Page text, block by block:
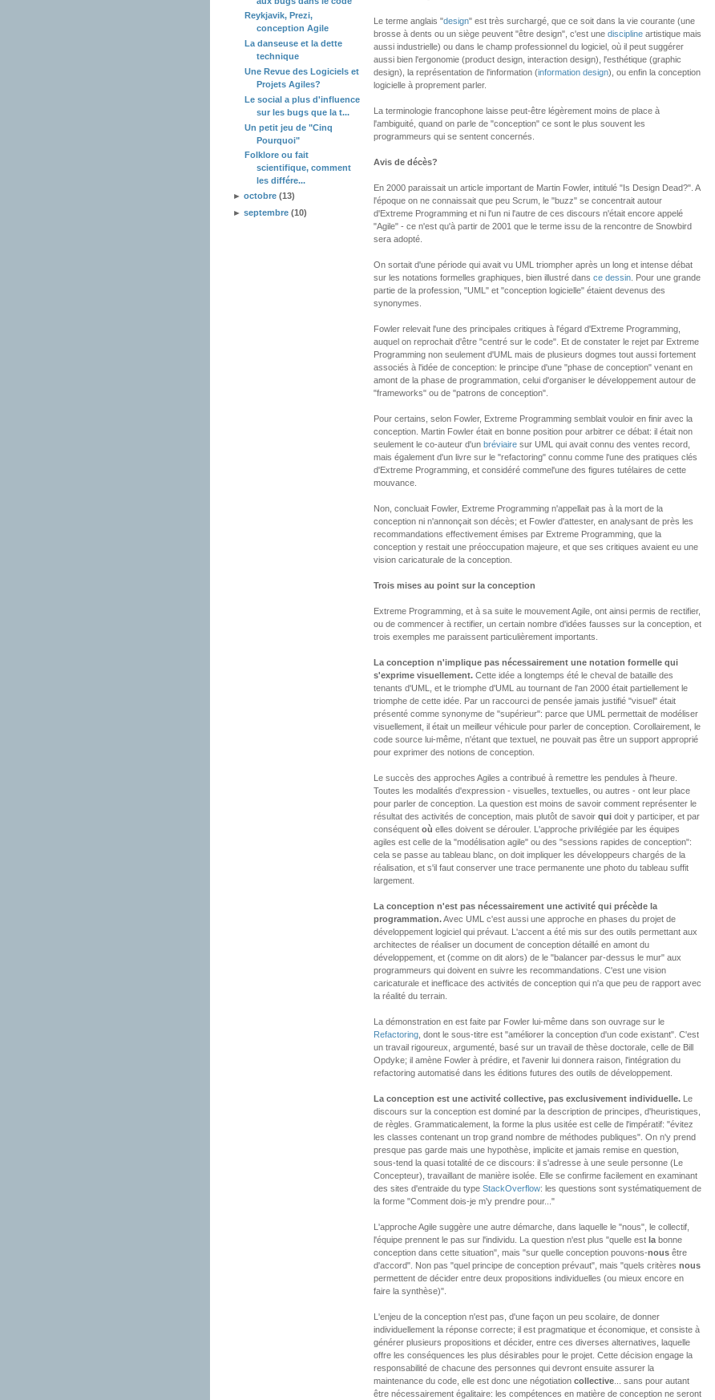
Reykjavik, Prezi,
conception Agile
La danseuse et la dette
technique
Une Revue des Logiciels et
Projets Agiles?
Le social a plus d'influence
sur les bugs que la t...
Un petit jeu de "Cinq
Pourquoi"
Folklore ou fait
scientifique, comment
les différe...
►octobre (13)
►septembre (10)
Le terme anglais "design" est très surchargé, que ce soit dans la vie courante (une
brosse à dents ou un siège peuvent "être design", c'est une disciplineartistique mais
aussi industrielle) ou dans le champ professionnel du logiciel, où il peut suggérer
aussi bien l'ergonomie (product design, interaction design), l'esthétique (graphic
design), la représentation de l'information (information design), ou enfin la conception
logicielle à proprement parler.
La terminologie francophone laisse peut-être légèrement moins de place à
l'ambiguité, quand on parle de "conception" ce sont le plus souvent les
programmeurs qui se sentent concernés.
Avis de décès?
En 2000 paraissait un article important de Martin Fowler, intitulé "Is Design Dead?". A
l'époque on ne connaissait que peu Scrum, le "buzz" se concentrait autour
d'Extreme Programming et ni l'un ni l'autre de ces discours n'était encore appelé
"Agile" - ce n'est qu'à partir de 2001 que le terme issu de la rencontre de Snowbird
sera adopté.
On sortait d'une période qui avait vu UML triompher après un long et intense débat
sur les notations formelles graphiques, bien illustré dans ce dessin. Pour une grande
partie de la profession, "UML" et "conception logicielle" étaient devenus des
synonymes.
Fowler relevait l'une des principales critiques à l'égard d'Extreme Programming,
auquel on reprochait d'être "centré sur le code". Et de constater le rejet par Extreme
Programming non seulement d'UML mais de plusieurs dogmes tout aussi fortement
associés à l'idée de conception: le principe d'une "phase de conception" venant en
amont de la phase de programmation, celui d'organiser le développement autour de
"frameworks" ou de "patrons de conception".
Pour certains, selon Fowler, Extreme Programming semblait vouloir en finir avec la
conception. Martin Fowler était en bonne position pour arbitrer ce débat: il était non
seulement le co-auteur d'un bréviairesur UML qui avait connu des ventes record,
mais également d'un livre sur le "refactoring" connu comme l'une des pratiques clés
d'Extreme Programming, et considéré commel'une des figures tutélaires de cette
mouvance.
Non, concluait Fowler, Extreme Programming n'appellait pas à la mort de la
conception ni n'annonçait son décès; et Fowler d'attester, en analysant de près les
recommandations effectivement émises par Extreme Programming, que la
conception y restait une préoccupation majeure, et que ses critiques avaient eu une
vision caricaturale de la conception.
Trois mises au point sur la conception
Extreme Programming, et à sa suite le mouvement Agile, ont ainsi permis de rectifier,
ou de commencer à rectifier, un certain nombre d'idées fausses sur la conception, et
trois exemples me paraissent particulièrement importants.
La conception n'implique pas nécessairement une notation formelle qui
s'exprime visuellement.Cette idée a longtemps été le cheval de bataille des
tenants d'UML, et le triomphe d'UML au tournant de l'an 2000 était partiellement le
triomphe de cette idée. Par un raccourci de pensée jamais justifié "visuel" était
présenté comme synonyme de "supérieur": parce que UML permettait de modéliser
visuellement, il était un meilleur véhicule pour parler de conception. Corollairement, le
code source lui-même, n'étant que textuel, ne pouvait pas être un support approprié
pour exprimer des notions de conception.
Le succès des approches Agiles a contribué à remettre les pendules à l'heure.
Toutes les modalités d'expression - visuelles, textuelles, ou autres - ont leur place
pour parler de conception. La question est moins de savoir comment représenter le
résultat des activités de conception, mais plutôt de savoir quidoit y participer, et par
conséquent où elles doivent se dérouler. L'approche privilégiée par les équipes
agiles est celle de la "modélisation agile" ou des "sessions rapides de conception":
cela se passe au tableau blanc, on doit impliquer les développeurs chargés de la
réalisation, et s'il faut conserver une trace permanente une photo du tableau suffit
largement.
La conception n'est pas nécessairement une activité qui précède la
programmation.Avec UML c'est aussi une approche en phases du projet de
développement logiciel qui prévaut. L'accent a été mis sur des outils permettant aux
architectes de réaliser un document de conception détaillé en amont du
développement, et (comme on dit alors) de le "balancer par-dessus le mur" aux
programmeurs qui doivent en suivre les recommandations. C'est une vision
caricaturale et inefficace des activités de conception qui n'a que peu de rapport avec
la réalité du terrain.
La démonstration en est faite par Fowler lui-même dans son ouvrage sur le
Refactoring, dont le sous-titre est "améliorer la conception d'un code existant". C'est
un travail rigoureux, argumenté, basé sur un travail de thèse doctorale, celle de Bill
Opdyke; il amène Fowler à prédire, et l'avenir lui donnera raison, l'intégration du
refactoring automatisé dans les éditions futures des outils de développement.
La conception est une activité collective, pas exclusivement individuelle.Le
discours sur la conception est dominé par la description de principes, d'heuristiques,
de règles. Grammaticalement, la forme la plus usitée est celle de l'impératif: "évitez
les classes contenant un trop grand nombre de méthodes publiques". On n'y prend
presque pas garde mais une hypothèse, implicite et jamais remise en question,
sous-tend la quasi totalité de ce discours: il s'adresse à une seule personne (Le
Concepteur), travaillant de manière isolée. Elle se confirme facilement en examinant
des sites d'entraide du type StackOverflow: les questions sont systématiquement de
la forme "Comment dois-je m'y prendre pour..."
L'approche Agile suggère une autre démarche, dans laquelle le "nous", le collectif,
l'équipe prennent le pas sur l'individu. La question n'est plus "quelle est labonne
conception dans cette situation", mais "sur quelle conception pouvons-nousêtre
d'accord". Non pas "quel principe de conception prévaut", mais "quels critères nous
permettent de décider entre deux propositions individuelles (ou mieux encore en
faire la synthèse)".
L'enjeu de la conception n'est pas, d'une façon un peu scolaire, de donner
individuellement la réponse correcte; il est pragmatique et économique, et consiste à
générer plusieurs propositions et décider, entre ces diverses alternatives, laquelle
offre les conséquences les plus désirables pour le projet. Cette décision engage la
responsabilité de chacune des personnes qui devront ensuite assurer la
maintenance du code, elle est donc une négotiation collective... sans pour autant
être nécessairement égalitaire: les compétences en matière de conception ne seront